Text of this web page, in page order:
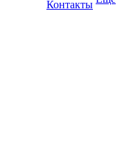
Контакты